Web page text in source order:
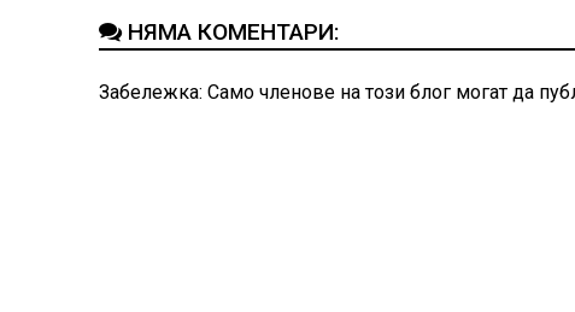
НЯМА КОМЕНТАРИ:
Забележка: Само членове на този блог могат да